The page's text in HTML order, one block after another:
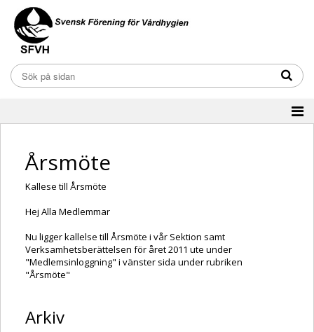
Årsmöte
Kallese till Årsmöte
Hej Alla Medlemmar
Nu ligger kallelse till Årsmöte i vår Sektion samt
Verksamhetsberättelsen för året 2011 ute under
"Medlemsinloggning" i vänster sida under rubriken
"Årsmöte"
Arkiv